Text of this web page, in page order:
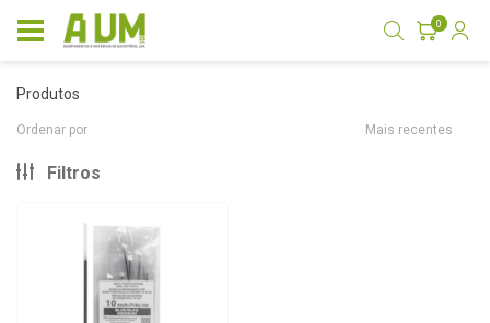
0
produtos
Ordenar por Mais recentes
Filtros